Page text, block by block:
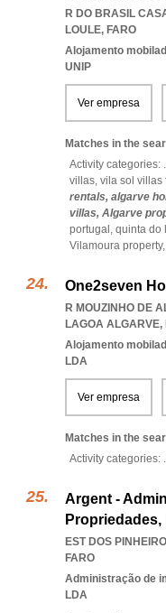
R DO BRASIL
LOULE, FARO
Alojamento
UNIP
Ver empresa
Matches in the
Activity categories:
villas, vila sol villas
rentals, algarve
villas, Algarve
portugal, quinta do
Vilamoura property,
One2seven
R MOUZINHO DE
LAGOA ALGARVE,
Alojamento
LDA
Ver empresa
Matches in the
Activity categories:
Argent -
Propriedades,
EST DOS
FARO
Administração de
LDA